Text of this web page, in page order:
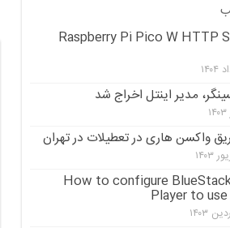
Raspberry Pi Pico W HTTP
مدیر اینتل اخراج شد
واکسن هاری در تعطیلات در تهران
How to configure
Player to